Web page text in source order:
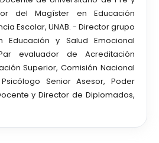
del Magíster en Educación
Escolar, UNAB. - Director grupo
Educación y Salud Emocional
evaluador de Acreditación
Superior, Comisión Nacional
Senior Asesor, Poder
y Director de Diplomados,